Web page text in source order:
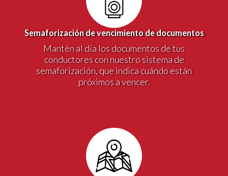
Semaforización de vencimiento de documentos
Mantén al día los documentos de tus
conductores con nuestro sistema de
semaforización, que indica cuándo están
próximos a vencer.